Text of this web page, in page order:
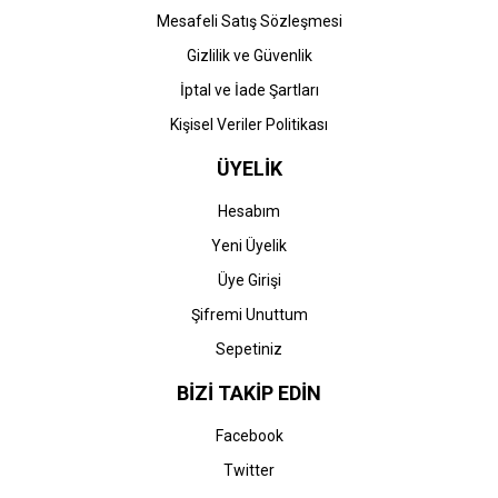
Mesafeli Satış Sözleşmesi
Gizlilik ve Güvenlik
İptal ve İade Şartları
Kişisel Veriler Politikası
ÜYELİK
Hesabım
Yeni Üyelik
Üye Girişi
Şifremi Unuttum
Sepetiniz
BİZİ TAKİP EDİN
Facebook
Twitter